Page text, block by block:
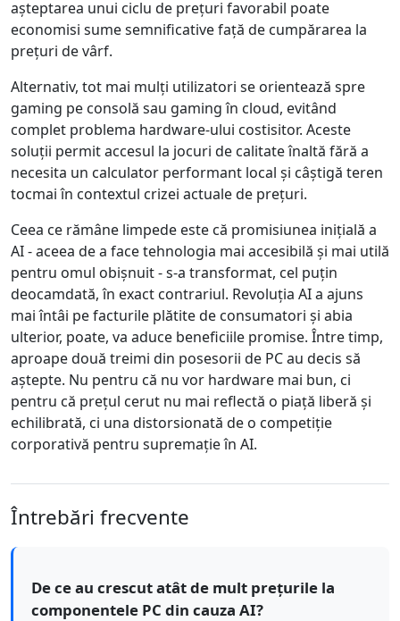
așteptarea unui ciclu de prețuri favorabil poate
economisi sume semnificative față de cumpărarea la
prețuri de vârf.
Alternativ, tot mai mulți utilizatori se orientează spre
gaming pe consolă sau gaming în cloud, evitând
complet problema hardware-ului costisitor. Aceste
soluții permit accesul la jocuri de calitate înaltă fără a
necesita un calculator performant local și câștigă teren
tocmai în contextul crizei actuale de prețuri.
Ceea ce rămâne limpede este că promisiunea inițială a
AI - aceea de a face tehnologia mai accesibilă și mai utilă
pentru omul obișnuit - s-a transformat, cel puțin
deocamdată, în exact contrariul. Revoluția AI a ajuns
mai întâi pe facturile plătite de consumatori și abia
ulterior, poate, va aduce beneficiile promise. Între timp,
aproape două treimi din posesorii de PC au decis să
aștepte. Nu pentru că nu vor hardware mai bun, ci
pentru că prețul cerut nu mai reflectă o piață liberă și
echilibrată, ci una distorsionată de o competiție
corporativă pentru supremație în AI.
Întrebări frecvente
De ce au crescut atât de mult prețurile la
componentele PC din cauza AI?